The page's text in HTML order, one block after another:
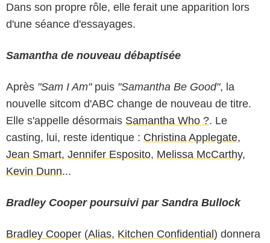
Dans son propre rôle, elle ferait une apparition lors
d'une séance d'essayages.
Samantha de nouveau débaptisée
Après "Sam I Am"puis "Samantha Be Good", la
nouvelle sitcom d'ABC change de nouveau de titre.
Elle s'appelle désormais Samantha Who ?. Le
casting, lui, reste identique : Christina Applegate,
Jean Smart, Jennifer Esposito, Melissa McCarthy,
Kevin Dunn...
Bradley Cooper poursuivi par Sandra Bullock
Bradley Cooper (Alias, Kitchen Confidential ) donnera